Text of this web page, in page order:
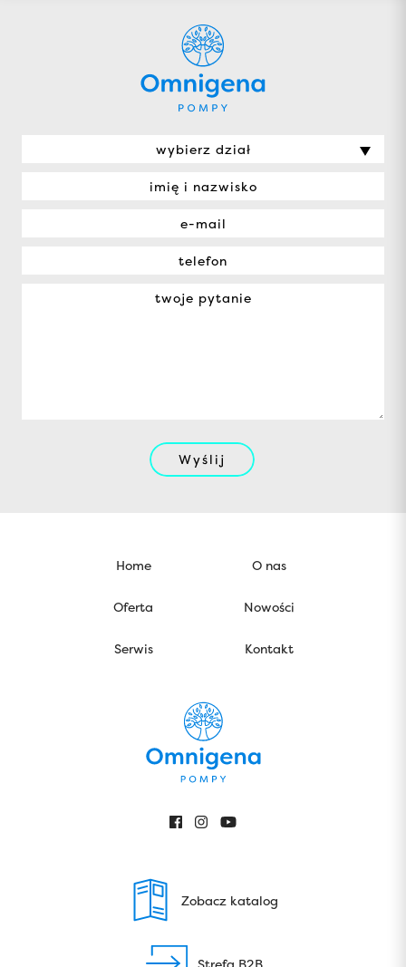
wybierz dział
Wyślij
Home O nas
Oferta Nowości
Serwis Kontakt
Zobacz katalog
Strefa B2B